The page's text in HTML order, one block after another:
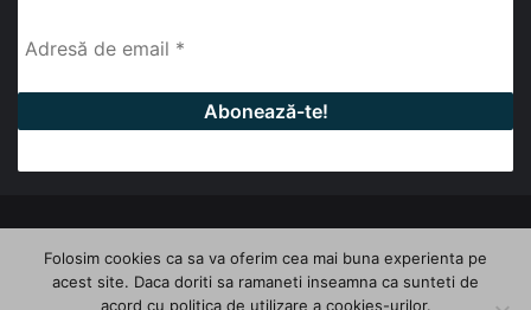
FacebookLinkedInYouTube
Folosim cookies ca sa va oferim cea mai buna experienta pe
acest site. Daca doriti sa ramaneti inseamna ca sunteti de
acord cu politica de utilizare a cookies-urilor.